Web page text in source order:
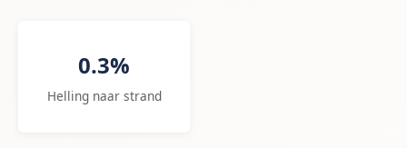
0.3%
Helling naar strand